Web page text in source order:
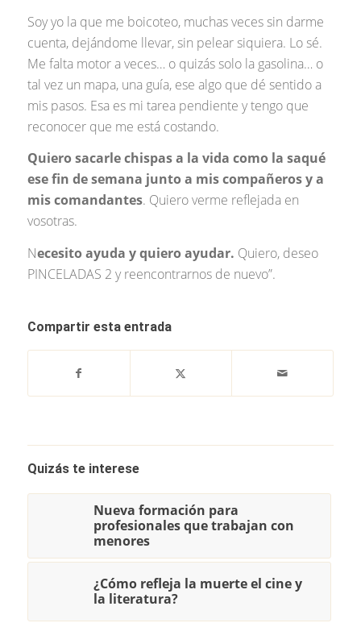
Soy yo la que me boicoteo, muchas veces sin darme
cuenta, dejándome llevar, sin pelear siquiera. Lo sé.
Me falta motor a veces… o quizás solo la gasolina… o
tal vez un mapa, una guía, ese algo que dé sentido a
mis pasos. Esa es mi tarea pendiente y tengo que
reconocer que me está costando.
Quiero sacarle chispas a la vida como la saqué
ese fin de semana junto a mis compañeros y a
mis comandantes. Quiero verme reflejada en
vosotras.
Necesito ayuda y quiero ayudar. Quiero, deseo
PINCELADAS 2 y reencontrarnos de nuevo”.
Compartir esta entrada
Quizás te interese
Nueva formación para
profesionales que trabajan con
menores
¿Cómo refleja la muerte el cine y
la literatura?